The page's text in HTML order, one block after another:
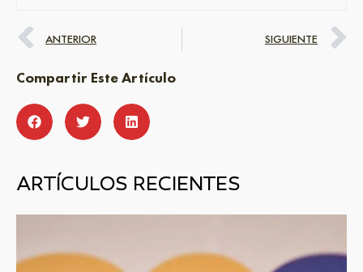
ANTERIOR SIGUIENTE
Compartir Este Artículo
ARTÍCULOS RECIENTES